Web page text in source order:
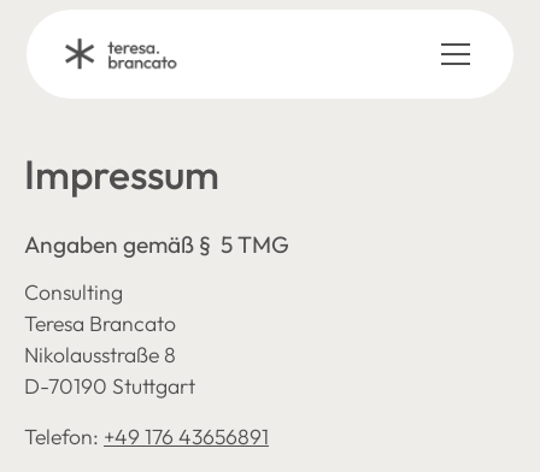
Impressum
Angaben gemäß § 5 TMG
Consulting
Teresa Brancato
Nikolausstraße 8
D-70190 Stuttgart
Telefon: +49 176 43656891